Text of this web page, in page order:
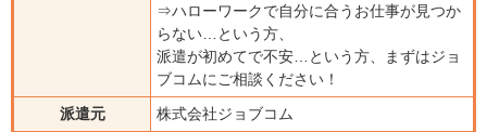
⇒ハローワークで自分に合うお仕事が見つか
らない…という方、
派遣が初めてで不安…という方、まずはジョ
ブコムにご相談ください！
派遣元
株式会社ジョブコム